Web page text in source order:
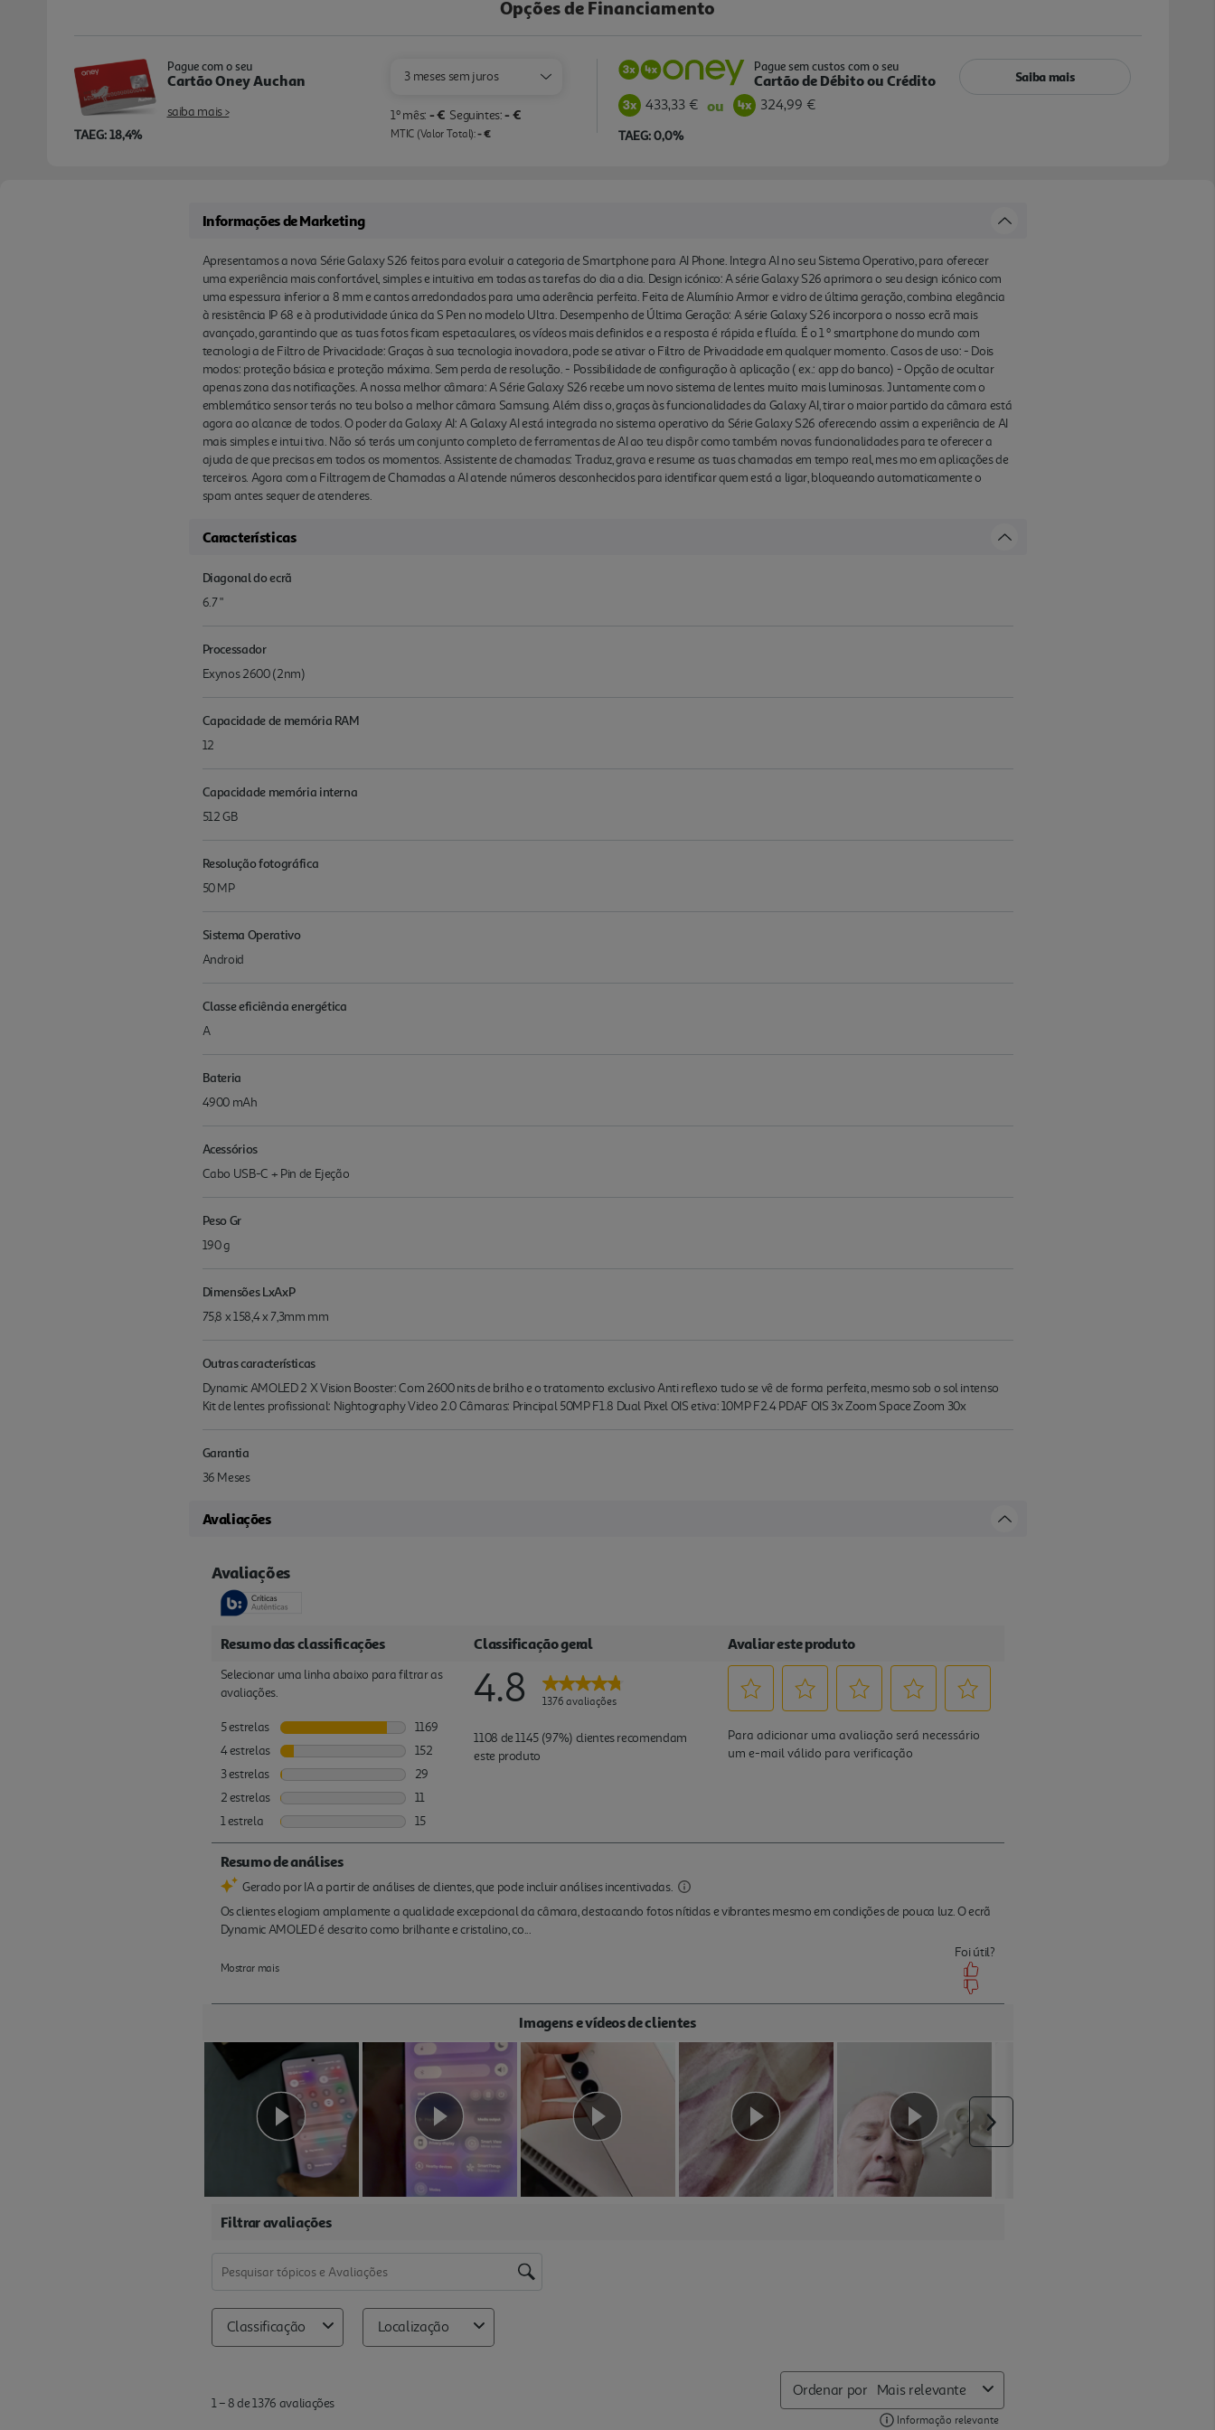
Assistente de chamadas: Traduz, grava e resume as tuas chamadas em
tempo real, mes mo em aplicações de terceiros. Agora com a Filtragem
de Chamadas a AI atende números desconhecidos para identificar quem
está a ligar, bloqueando automaticamente o spam antes sequer de
atenderes.
Opções de Financiamento
TAEG: 18,4%
Pague com o seu
Cartão Oney Auchan
saiba mais >
3 meses sem juros
1º mês: - € Seguintes:- €
MTIC (Valor Total):- €
Pague sem custos com o seu
Cartão de Débito ou Crédito
433,33 € ou 324,99 €
TAEG: 0,0%
Saiba mais
Informações de Marketing
Apresentamos a nova Série Galaxy S26 feitos para evoluir a categoria de Smartphone para AI Phone. Integra AI no seu Sistema Operativo, para oferecer
uma experiência mais confortável, simples e intuitiva em todas as tarefas do dia a dia. Design icónico: A série Galaxy S26 aprimora o seu design icónico com
uma espessura inferior a 8 mm e cantos arredondados para uma aderência perfeita. Feita de Alumínio Armor e vidro de última geração, combina elegância
à resistência IP 68 e à produtividade única da S Pen no modelo Ultra. Desempenho de Última Geração: A série Galaxy S26 incorpora o nosso ecrã mais
avançado, garantindo que as tuas fotos ficam espetaculares, os vídeos mais definidos e a resposta é rápida e fluída. É o 1 º smartphone do mundo com
tecnologi a de Filtro de Privacidade: Graças à sua tecnologia inovadora, pode se ativar o Filtro de Privacidade em qualquer momento. Casos de uso: - Dois
modos: proteção básica e proteção máxima. Sem perda de resolução. - Possibilidade de configuração à aplicação ( ex.: app do banco) - Opção de ocultar
apenas zona das notificações. A nossa melhor câmara: A Série Galaxy S26 recebe um novo sistema de lentes muito mais luminosas. Juntamente com o
emblemático sensor terás no teu bolso a melhor câmara Samsung. Além diss o, graças às funcionalidades da Galaxy AI, tirar o maior partido da câmara está
agora ao alcance de todos. O poder da Galaxy AI: A Galaxy AI está integrada no sistema operativo da Série Galaxy S26 oferecendo assim a experiência de AI
mais simples e intui tiva. Não só terás um conjunto completo de ferramentas de AI ao teu dispôr como também novas funcionalidades para te oferecer a
ajuda de que precisas em todos os momentos. Assistente de chamadas: Traduz, grava e resume as tuas chamadas em tempo real, mes mo em aplicações de
terceiros. Agora com a Filtragem de Chamadas a AI atende números desconhecidos para identificar quem está a ligar, bloqueando automaticamente o
spam antes sequer de atenderes.
Características
Diagonal do ecrã
6.7 "
Processador
Exynos 2600 (2nm)
Capacidade de memória RAM
12
Capacidade memória interna
512 GB
Resolução fotográfica
50 MP
Sistema Operativo
Android
Classe eficiência energética
A
Bateria
4900 mAh
Acessórios
Cabo USB-C + Pin de Ejeção
Peso Gr
190 g
Dimensões LxAxP
75,8 x 158,4 x 7,3mm mm
Outras características
Dynamic AMOLED 2 X Vision Booster: Com 2600 nits de brilho e o tratamento exclusivo Anti reflexo tudo se vê de forma perfeita, mesmo sob o sol intenso
Kit de lentes profissional: Nightography Video 2.0 Câmaras: Principal 50MP F1.8 Dual Pixel OIS etiva: 10MP F2.4 PDAF OIS 3x Zoom Space Zoom 30x
Garantia
36 Meses
Avaliações